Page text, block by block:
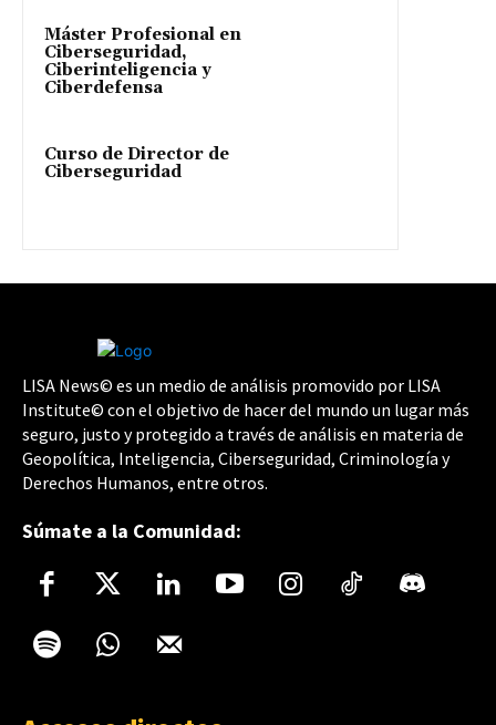
Máster Profesional en
Ciberseguridad,
Ciberinteligencia y
Ciberdefensa
Curso de Director de
Ciberseguridad
LISA News© es un medio de análisis promovido por LISA
Institute© con el objetivo de hacer del mundo un lugar más
seguro, justo y protegido a través de análisis en materia de
Geopolítica, Inteligencia, Ciberseguridad, Criminología y
Derechos Humanos, entre otros.
Súmate a la Comunidad: